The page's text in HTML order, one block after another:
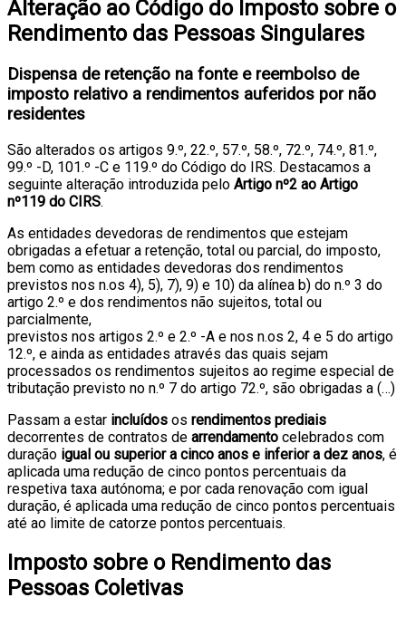
Alteração ao Código do Imposto sobre o
Rendimento das Pessoas Singulares
Dispensa de retenção na fonte e reembolso de
imposto relativo a rendimentos auferidos por não
residentes
São alterados os artigos 9.º, 22.º, 57.º, 58.º, 72.º, 74.º, 81.º,
99.º -D, 101.º -C e 119.º do Código do IRS. Destacamos a
seguinte alteração introduzida pelo Artigo nº2 ao Artigo
nº119 do CIRS.
As entidades devedoras de rendimentos que estejam
obrigadas a efetuar a retenção, total ou parcial, do imposto,
bem como as entidades devedoras dos rendimentos
previstos nos n.os 4), 5), 7), 9) e 10) da alínea b) do n.º 3 do
artigo 2.º e dos rendimentos não sujeitos, total ou
parcialmente,
previstos nos artigos 2.º e 2.º -A e nos n.os 2, 4 e 5 do artigo
12.º, e ainda as entidades através das quais sejam
processados os rendimentos sujeitos ao regime especial de
tributação previsto no n.º 7 do artigo 72.º, são obrigadas a (…)
Passam a estar incluídos os rendimentos prediais
decorrentes de contratos de arrendamento celebrados com
duração igual ou superior a cinco anos e inferior a dez anos, é
aplicada uma redução de cinco pontos percentuais da
respetiva taxa autónoma; e por cada renovação com igual
duração, é aplicada uma redução de cinco pontos percentuais
até ao limite de catorze pontos percentuais.
Imposto sobre o Rendimento das
Pessoas Coletivas